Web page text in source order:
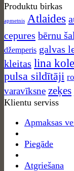
Produktu birkas
apmetnis Atlaides
cepures bērnu
džemperis galvas
kleitas lina
pulsa sildītāji
varavīksne zeķes
Klientu serviss
Apmaksas
Piegāde
Atgriešana